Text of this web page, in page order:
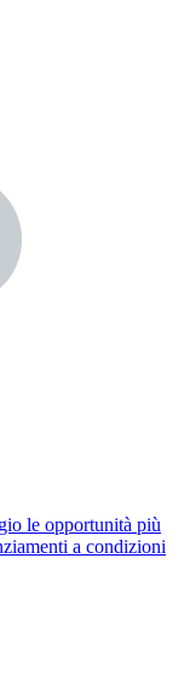
le opportunità più
a condizioni